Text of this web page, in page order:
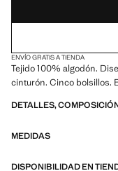
ENVÍO GRATIS A TIENDA
Tejido 100% algodón.
cinturón. Cinco bolsillos.
DETALLES,
MEDIDAS
DISPONIBILIDAD EN